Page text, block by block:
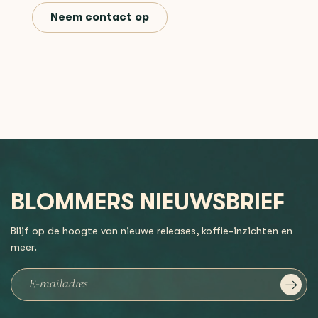
Neem contact op
BLOMMERS NIEUWSBRIEF
Blijf op de hoogte van nieuwe releases, koffie-inzichten en
meer.